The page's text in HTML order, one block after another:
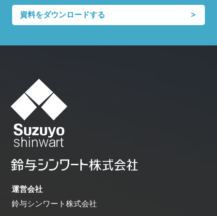
資料をダウンロードする
運営会社
鈴与シンワート株式会社